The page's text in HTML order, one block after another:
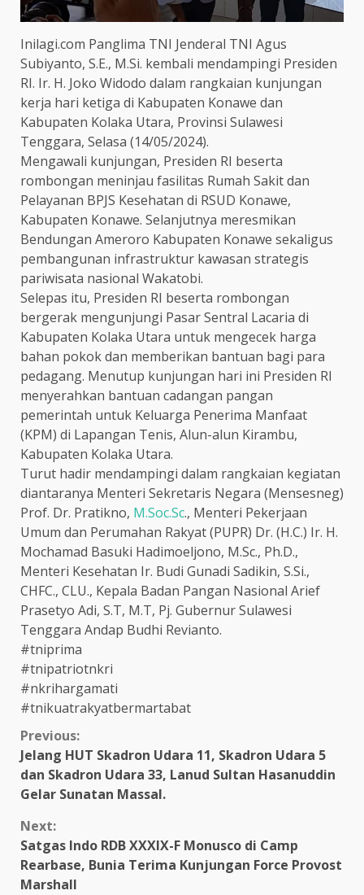
Inilagi.com Panglima TNI Jenderal TNI Agus
Subiyanto, S.E., M.Si. kembali mendampingi Presiden
RI. Ir. H. Joko Widodo dalam rangkaian kunjungan
kerja hari ketiga di Kabupaten Konawe dan
Kabupaten Kolaka Utara, Provinsi Sulawesi
Tenggara, Selasa (14/05/2024).
Mengawali kunjungan, Presiden RI beserta
rombongan meninjau fasilitas Rumah Sakit dan
Pelayanan BPJS Kesehatan di RSUD Konawe,
Kabupaten Konawe. Selanjutnya meresmikan
Bendungan Ameroro Kabupaten Konawe sekaligus
pembangunan infrastruktur kawasan strategis
pariwisata nasional Wakatobi.
Selepas itu, Presiden RI beserta rombongan
bergerak mengunjungi Pasar Sentral Lacaria di
Kabupaten Kolaka Utara untuk mengecek harga
bahan pokok dan memberikan bantuan bagi para
pedagang. Menutup kunjungan hari ini Presiden RI
menyerahkan bantuan cadangan pangan
pemerintah untuk Keluarga Penerima Manfaat
(KPM) di Lapangan Tenis, Alun-alun Kirambu,
Kabupaten Kolaka Utara.
Turut hadir mendampingi dalam rangkaian kegiatan
diantaranya Menteri Sekretaris Negara (Mensesneg)
Prof. Dr. Pratikno, M.Soc.Sc., Menteri Pekerjaan
Umum dan Perumahan Rakyat (PUPR) Dr. (H.C.) Ir. H.
Mochamad Basuki Hadimoeljono, M.Sc., Ph.D.,
Menteri Kesehatan Ir. Budi Gunadi Sadikin, S.Si.,
CHFC., CLU., Kepala Badan Pangan Nasional Arief
Prasetyo Adi, S.T, M.T, Pj. Gubernur Sulawesi
Tenggara Andap Budhi Revianto.
#tniprima
#tnipatriotnkri
#nkrihargamati
#tnikuatrakyatbermartabat
Continue
Reading
Previous:
Jelang HUT Skadron Udara 11, Skadron Udara 5
dan Skadron Udara 33, Lanud Sultan Hasanuddin
Gelar Sunatan Massal.
Next:
Satgas Indo RDB XXXIX-F Monusco di Camp
Rearbase, Bunia Terima Kunjungan Force Provost
Marshall